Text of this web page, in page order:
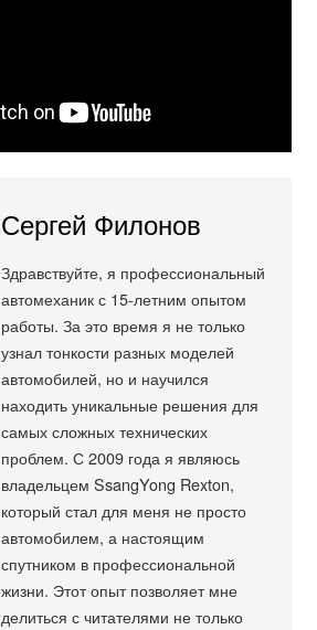
Сергей Филонов
Здравствуйте, я профессиональный
автомеханик с 15-летним опытом
работы. За это время я не только
узнал тонкости разных моделей
автомобилей, но и научился
находить уникальные решения для
самых сложных технических
проблем. С 2009 года я являюсь
владельцем SsangYong Rexton,
который стал для меня не просто
автомобилем, а настоящим
спутником в профессиональной
жизни. Этот опыт позволяет мне
делиться с читателями не только